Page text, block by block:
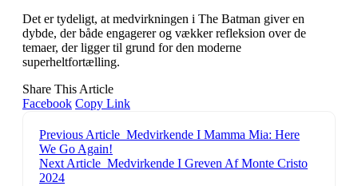
Det er tydeligt, at medvirkningen i The Batman giver en
dybde, der både engagerer og vækker refleksion over de
temaer, der ligger til grund for den moderne
superheltfortælling.
Share This Article
Facebook Copy Link
Previous Article Medvirkende I Mamma Mia: Here
We Go Again!
Next Article Medvirkende I Greven Af Monte Cristo
2024